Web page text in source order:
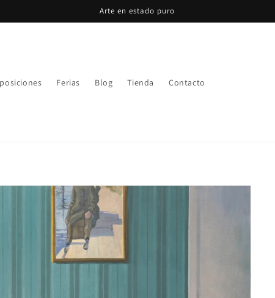
Arte en estado puro
Ferias Blog Tienda Contacto